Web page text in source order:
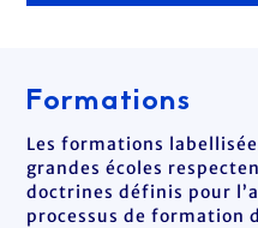
Formations
Les formations
grandes écoles
doctrines définis pour
processus de formation